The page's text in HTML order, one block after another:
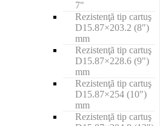
7"
Rezistenţă tip cartuş
D15.87×203.2 (8")
mm
Rezistenţă tip cartuş
D15.87×228.6 (9")
mm
Rezistenţă tip cartuş
D15.87×254 (10")
mm
Rezistenţă tip cartuş